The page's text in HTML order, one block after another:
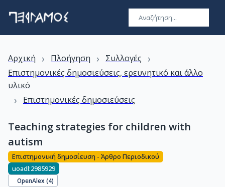
Αρχική › Πλοήγηση › Συλλογές ›
Επιστημονικές δημοσιεύσεις, ερευνητικό και άλλο
υλικό
› Επιστημονικές δημοσιεύσεις
Teaching strategies for children with
autism
Επιστημονική δημοσίευση - Άρθρο Περιοδικού
uoadl:2985929
OpenAlex (4)